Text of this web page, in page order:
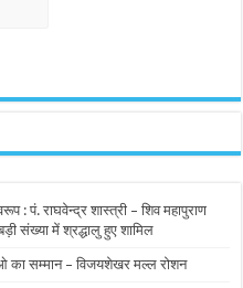
: पं. राघवेन्द्र शास्त्री – शिव महापुराण
संख्या में श्रद्धालु हुए शामिल
का सम्मान – विजयशेखर मल्ल रोशन